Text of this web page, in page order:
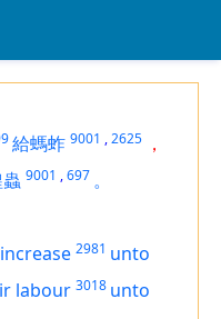
給螞蚱 9001 ,2625 ，
9001 ,697 。
2981 unto
labour 3018 unto